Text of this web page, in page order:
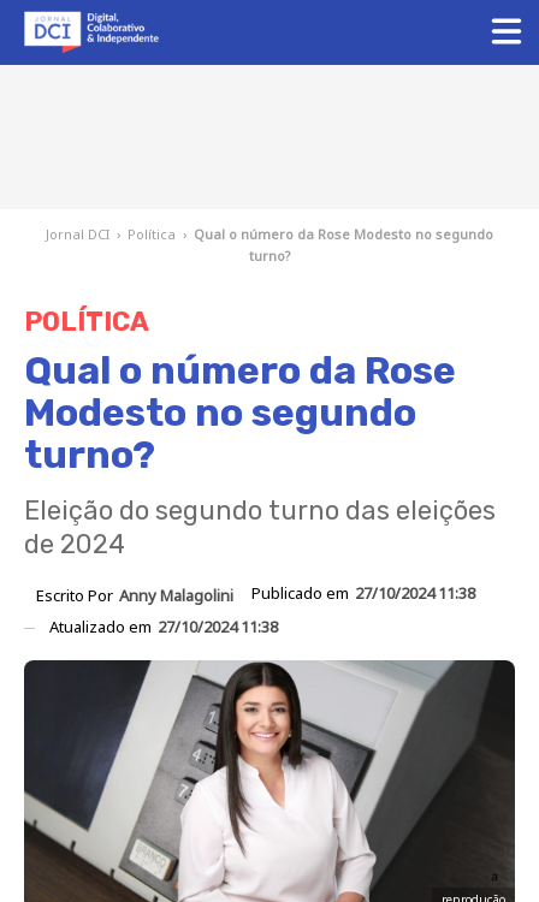
Jornal DCI › Política › Qual o número da Rose Modesto no segundo
turno?
POLÍTICA
Qual o número da Rose
Modesto no segundo
turno?
Eleição do segundo turno das eleições
de 2024
Escrito Por Anny Malagolini Publicado em 27/10/2024 11:38
Atualizado em 27/10/2024 11:38